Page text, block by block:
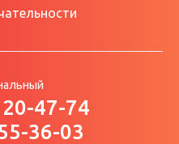
47-74
36-03